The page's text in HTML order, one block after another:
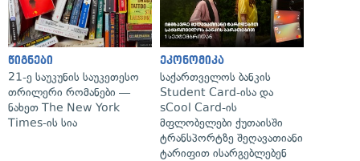
წიგნები
21-ე საუკუნის საუკეთესო
თრილერი რომანები —
ნახეთ The New York
Times-ის სია
ეკონომიკა
საქართველოს ბანკის
Student Card-ისა და
sCool Card-ის
მფლობელები ქუთაისში
ტრანსპორტზე შეღავათიანი
ტარიფით ისარგებლებენ